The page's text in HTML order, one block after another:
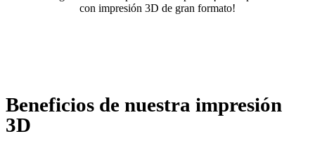
con impresión 3D de gran formato!
Beneficios de nuestra impresión
3D